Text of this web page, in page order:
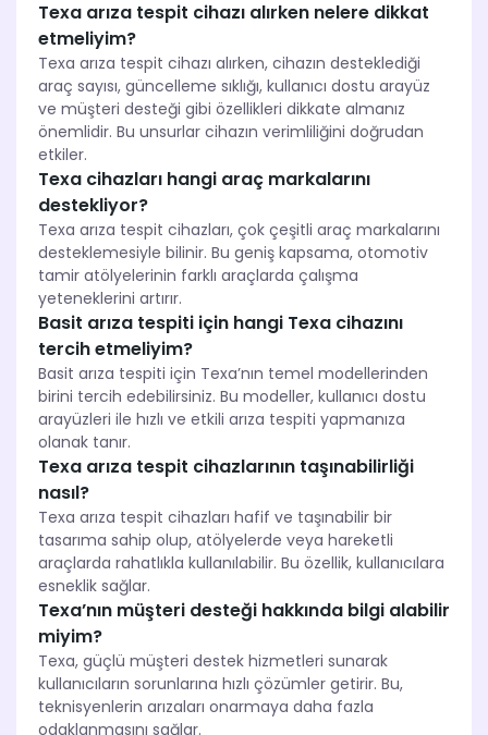
Texa arıza tespit cihazı alırken nelere dikkat
etmeliyim?
Texa arıza tespit cihazı alırken, cihazın desteklediği
araç sayısı, güncelleme sıklığı, kullanıcı dostu arayüz
ve müşteri desteği gibi özellikleri dikkate almanız
önemlidir. Bu unsurlar cihazın verimliliğini doğrudan
etkiler.
Texa cihazları hangi araç markalarını
destekliyor?
Texa arıza tespit cihazları, çok çeşitli araç markalarını
desteklemesiyle bilinir. Bu geniş kapsama, otomotiv
tamir atölyelerinin farklı araçlarda çalışma
yeteneklerini artırır.
Basit arıza tespiti için hangi Texa cihazını
tercih etmeliyim?
Basit arıza tespiti için Texa’nın temel modellerinden
birini tercih edebilirsiniz. Bu modeller, kullanıcı dostu
arayüzleri ile hızlı ve etkili arıza tespiti yapmanıza
olanak tanır.
Texa arıza tespit cihazlarının taşınabilirliği
nasıl?
Texa arıza tespit cihazları hafif ve taşınabilir bir
tasarıma sahip olup, atölyelerde veya hareketli
araçlarda rahatlıkla kullanılabilir. Bu özellik, kullanıcılara
esneklik sağlar.
Texa’nın müşteri desteği hakkında bilgi alabilir
miyim?
Texa, güçlü müşteri destek hizmetleri sunarak
kullanıcıların sorunlarına hızlı çözümler getirir. Bu,
teknisyenlerin arızaları onarmaya daha fazla
odaklanmasını sağlar.